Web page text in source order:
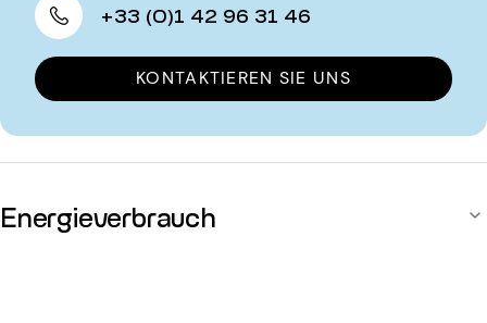
+33 (0)1 42 96 31 46
KONTAKTIEREN SIE UNS
Energieverbrauch